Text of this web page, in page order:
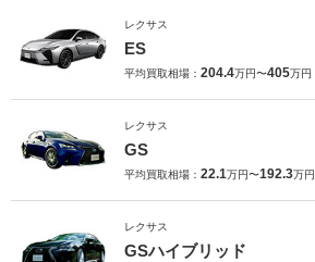
レクサス
ES
平均買取相場： 204.4万円〜405万円
レクサス
GS
平均買取相場： 22.1万円〜192.3万円
レクサス
GSハイブリッド